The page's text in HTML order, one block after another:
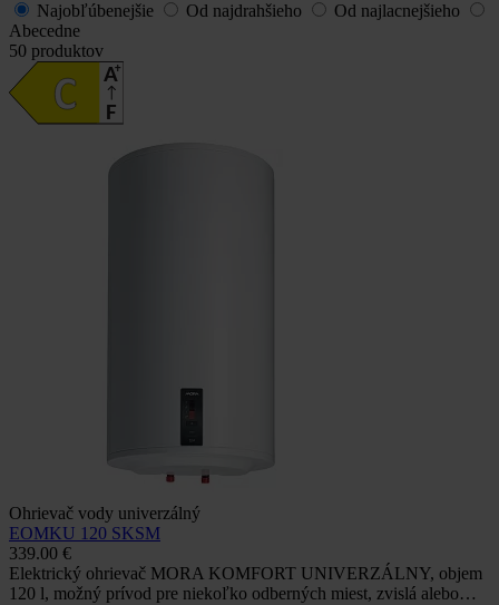
Najobľúbenejšie
Od najdrahšieho
Od najlacnejšieho
Abecedne
50 produktov
Ohrievač vody univerzálný
EOMKU 120 SKSM
339.00 €
Elektrický ohrievač MORA KOMFORT UNIVERZÁLNY, objem
120 l, možný prívod pre niekoľko odberných miest, zvislá alebo…